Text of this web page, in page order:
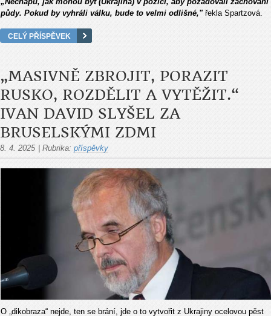
půdy. Pokud by vyhráli válku, bude to velmi odlišné,"řekla Spartzová.
CELÝ PŘÍSPĚVEK
„MASIVNĚ ZBROJIT, PORAZIT
RUSKO, ROZDĚLIT A VYTĚŽIT.“
IVAN DAVID SLYŠEL ZA
BRUSELSKÝMI ZDMI
8. 4. 2025 Rubrika: příspěvky
O „dikobraza“ nejde, ten se brání, jde o to vytvořit z Ukrajiny ocelovou pěst